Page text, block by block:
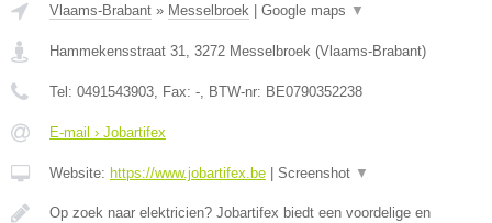
Vlaams-Brabant » Messelbroek Google maps ▼
Hammekensstraat 31 3272 Messelbroek (Vlaams-Brabant)
Tel: 0491543903 , Fax: - , BTW-nr: BE0790352238
E-mail › Jobartifex
Website: https://www.jobartifex.be Screenshot ▼
Op zoek naar elektricien? Jobartifex biedt een voordelige en